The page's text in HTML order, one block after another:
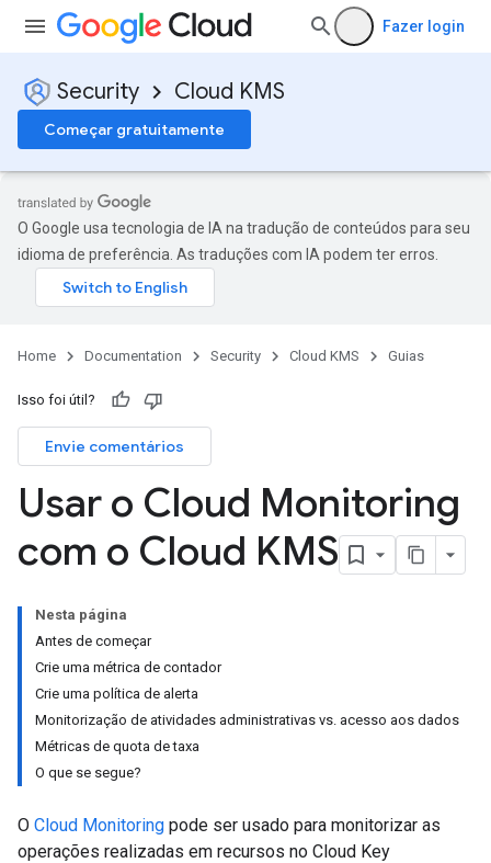
Fazer login
Security Cloud KMS
Começar gratuitamente
O Google usa tecnologia de IA na tradução de conteúdos para seu
idioma de preferência. As traduções com IA podem ter erros.
Home Documentation Security Cloud KMS Guias
Isso foi útil?
Envie comentários
Usar o Cloud Monitoring
com o Cloud KMS
Nesta página
Antes de começar
Crie uma métrica de contador
Crie uma política de alerta
Monitorização de atividades administrativas vs. acesso aos dados
Métricas de quota de taxa
O que se segue?
O Cloud Monitoring pode ser usado para monitorizar as
operações realizadas em recursos no Cloud Key